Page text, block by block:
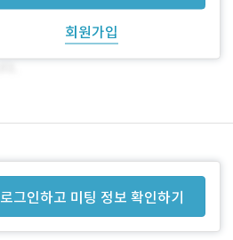
회원가입
로그인하고 미팅 정보 확인하기